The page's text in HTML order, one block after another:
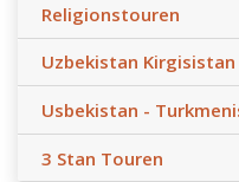
Religionstouren
Uzbekistan
Usbekistan -
3 Stan Touren